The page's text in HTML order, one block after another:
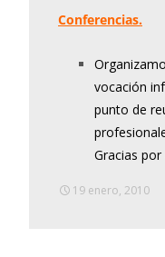
Conferencias.
vocación
punto de
Gracias por
19 enero, 2010